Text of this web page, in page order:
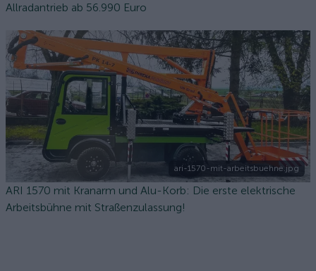
Allradantrieb ab 56.990 Euro
ari-1570-mit-arbeitsbuehne.jpg
ARI 1570 mit Kranarm und Alu-Korb: Die erste elektrische
Arbeitsbühne mit Straßenzulassung!